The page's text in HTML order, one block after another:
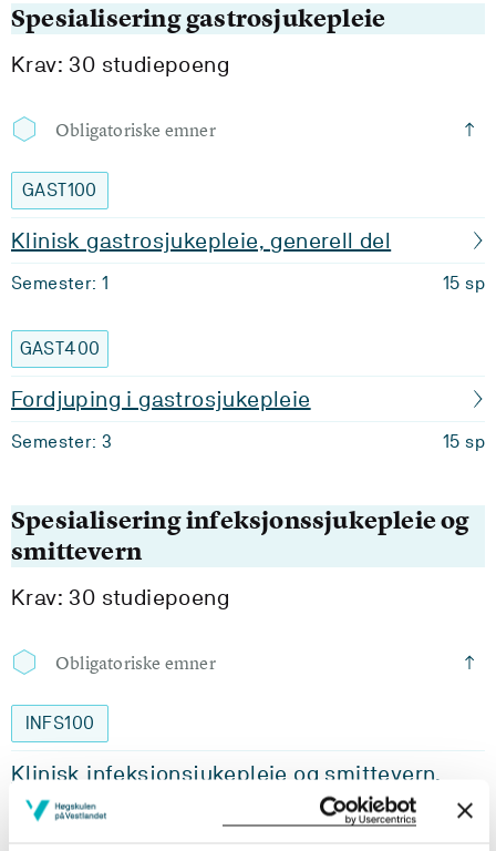
Spesialisering gastrosjukepleie
Krav: 30 studiepoeng
Obligatoriske emner
GAST100
Klinisk gastrosjukepleie, generell del
Semester: 1 15 sp
GAST400
Fordjuping i gastrosjukepleie
Semester: 3 15 sp
Spesialisering infeksjonssjukepleie og
smittevern
Krav: 30 studiepoeng
Obligatoriske emner
INFS100
Klinisk infeksjonsjukepleie og smittevern,
generell del